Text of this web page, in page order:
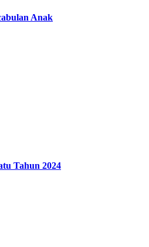
Anak
Tahun 2024